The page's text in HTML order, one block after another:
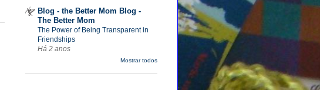
Blog - the Better Mom Blog -
The Better Mom
The Power of Being Transparent in
Friendships
Há 2 anos
Mostrar todos